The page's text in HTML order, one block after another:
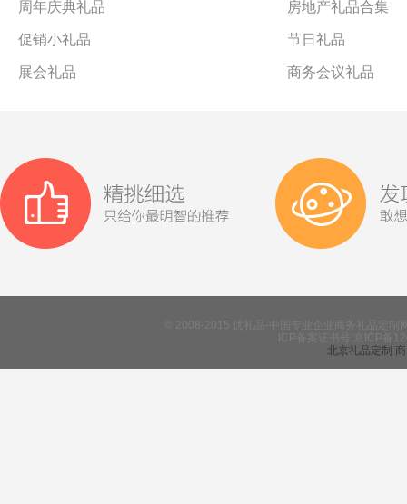
周年庆典礼品 房地产礼品合集
促销小礼品 节日礼品
展会礼品 商务会议礼品
北京礼品定制